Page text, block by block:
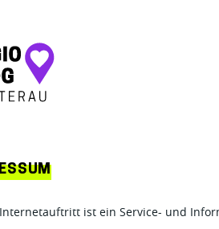
ist ein Service- und